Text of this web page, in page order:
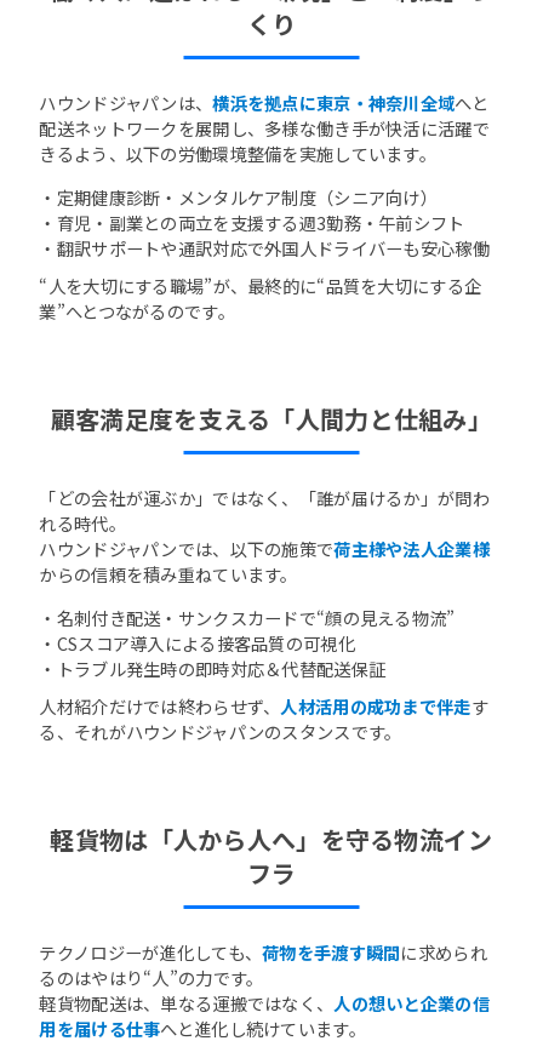
くり
ハウンドジャパンは、横浜を拠点に東京・神奈川全域へと
配送ネットワークを展開し、多様な働き手が快活に活躍で
きるよう、以下の労働環境整備を実施しています。
・定期健康診断・メンタルケア制度（シニア向け）
・育児・副業との両立を支援する週3勤務・午前シフト
・翻訳サポートや通訳対応で外国人ドライバーも安心稼働
“人を大切にする職場”が、最終的に“品質を大切にする企
業”へとつながるのです。
顧客満足度を支える「人間力と仕組み」
「どの会社が運ぶか」ではなく、「誰が届けるか」が問わ
れる時代。
ハウンドジャパンでは、以下の施策で荷主様や法人企業様
からの信頼を積み重ねています。
・名刺付き配送・サンクスカードで“顔の見える物流”
・CSスコア導入による接客品質の可視化
・トラブル発生時の即時対応＆代替配送保証
人材紹介だけでは終わらせず、 人材活用の成功まで伴走す
る、それがハウンドジャパンのスタンスです。
軽貨物は「人から人へ」を守る物流イン
フラ
テクノロジーが進化しても、荷物を手渡す瞬間に求められ
るのはやはり“人”の力です。
軽貨物配送は、単なる運搬ではなく、 人の想いと企業の信
用を届ける仕事へと進化し続けています。